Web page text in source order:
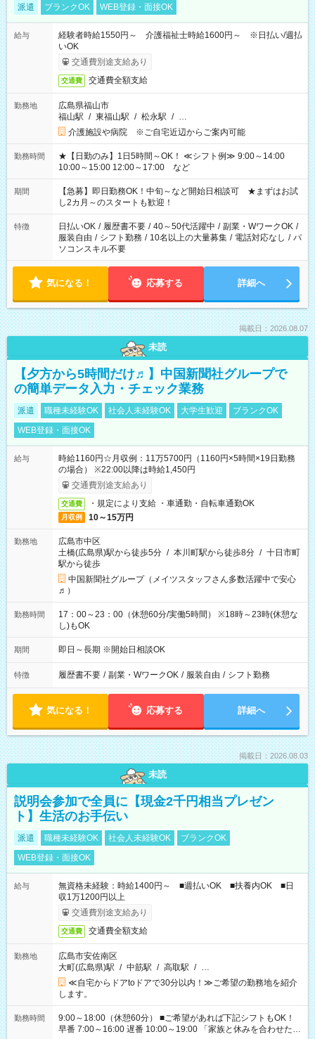
派遣 ブランクOK WEB登録・面接OK
給与
経験者時給1550円～ 介護福祉士時給1600円～ ※日払い/週払
いOK
交通費別途支給あり
交通費 交通費全額支給
勤務地
広島県福山市
福山駅 / 東福山駅 / 松永駅 / …
介護施設や病院 ※ご自宅近辺からご案内可能
勤務時間
★【日勤のみ】1日5時間～OK！ ≪シフト例≫ 9:00～14:00
10:00～15:00 12:00～17:00 など
期間
【急募】即日勤務OK！中旬～など開始日相談可 ★まずはお試
し2カ月～のスタートも歓迎！
特徴 日払いOK / 履歴書不要 / 40～50代活躍中 / 副業・WワークOK /
服装自由 / シフト勤務 / 10名以上の大量募集 / 電話対応なし / パ
ソコンスキル不要
気になる！ 応募する 詳細へ
掲載日：2026.08.07
未読
【夕方から5時間だけ♬】中国新聞社グループで
の簡単データ入力・チェック業務
派遣 職種未経験OK 社会人未経験OK 大学生歓迎
ブランクOK
WEB登録・面接OK
給与
時給1160円☆月収例：11万5700円（1160円×5時間×19日勤務
の場合） ※22:00以降は時給1,450円
交通費別途支給あり
交通費 ・規定により支給 ・車通勤・自転車通勤OK
月収例 10～15万円
勤務地
広島市中区
土橋(広島県)駅から徒歩5分 / 本川町駅から徒歩8分 / 十日市町
駅から徒歩
中国新聞社グループ（メイツスタッフさん多数活躍中で安心
♬）
勤務時間
17：00～23：00（休憩60分/実働5時間） ※18時～23時(休憩な
し)もOK
期間 即日～長期 ※開始日相談OK
特徴 履歴書不要 / 副業・WワークOK / 服装自由 / シフト勤務
気になる！ 応募する 詳細へ
掲載日：2026.08.03
未読
説明会参加で全員に【現金2千円相当プレゼン
ト】生活のお手伝い
派遣 職種未経験OK 社会人未経験OK
ブランクOK
WEB登録・面接OK
給与
無資格未経験：時給1400円～ ■週払いOK ■扶養内OK ■日
収1万1200円以上
交通費別途支給あり
交通費 交通費全額支給
勤務地
広島市安佐南区
大町(広島県)駅 / 中筋駅 / 高取駅 / …
≪自宅からドアtoドアで30分以内！≫ご希望の勤務地を紹介
します。
勤務時間
9:00～18:00（休憩60分） ■ご希望があれば下記シフトもOK！
早番 7:00～16:00 遅番 10:00～19:00 「家族と休みを合わせた